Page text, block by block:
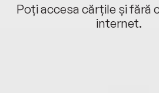
Poți accesa cărțile și fără
internet.